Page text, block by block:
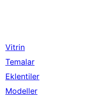
Vitrin
Temalar
Eklentiler
Modeller